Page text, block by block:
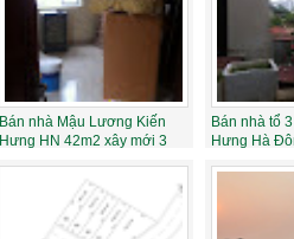
Bán nhà Mậu Lương Kiến
Hưng HN 42m2 xây mới 3
Bán nhà tổ
Hưng Hà